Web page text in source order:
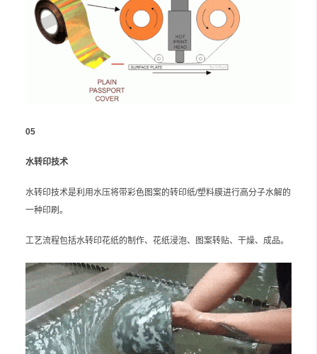
05
水转印技术
水转印技术是利用水压将带彩色图案的转印纸/塑料膜进行高分子水解的
一种印刷。
工艺流程包括水转印花纸的制作、花纸浸泡、图案转贴、干燥、成品。